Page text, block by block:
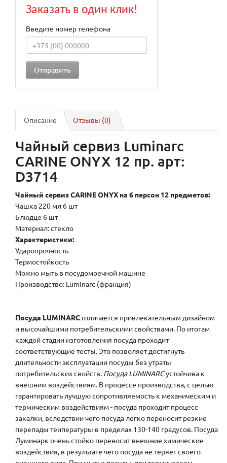
Заказать в один клик!
Введите номер телефона
Описание Отзывы (0)
Чайный сервиз Luminarc
CARINE ONYX 12 пр. арт:
D3714
Чайный сервиз CARINE ONYX на 6 персон 12 предметов:
Чашка 220 мл 6 шт
Блюдце 6 шт
Материал: стекло
Характеристики:
Ударопрочность
Термостойкость
Можно мыть в посудомоечной машине
Производство: Luminarc (франция)
Посуда LUMINARCотличается привлекательным дизайном
и высочайшими потребительскими свойствами. По итогам
каждой стадии изготовления посуда проходит
соответствующие тесты. Это позволяет достигнуть
длительности эксплуатации посуды без утраты
потребительских свойств. Посуда LUMINARCустойчива к
внешним воздействиям. В процессе производства, с целью
гарантировать лучшую сопротивляемость к механическим и
термическим воздействиям - посуда проходит процесс
закалки, вследствии чего посуда легко переносит резкие
перепады теипературы в пределах 130-140 градусов. Посуда
Луминарк очень стойко переносит внешние химические
воздействия, в результате чего посуда не теряет своего